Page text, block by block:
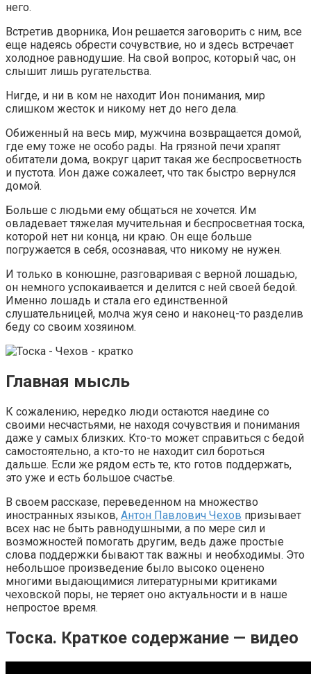
него.
Встретив дворника, Ион решается заговорить с ним, все
еще надеясь обрести сочувствие, но и здесь встречает
холодное равнодушие. На свой вопрос, который час, он
слышит лишь ругательства.
Нигде, и ни в ком не находит Ион понимания, мир
слишком жесток и никому нет до него дела.
Обиженный на весь мир, мужчина возвращается домой,
где ему тоже не особо рады. На грязной печи храпят
обитатели дома, вокруг царит такая же беспросветность
и пустота. Ион даже сожалеет, что так быстро вернулся
домой.
Больше с людьми ему общаться не хочется. Им
овладевает тяжелая мучительная и беспросветная тоска,
которой нет ни конца, ни краю. Он еще больше
погружается в себя, осознавая, что никому не нужен.
И только в конюшне, разговаривая с верной лошадью,
он немного успокаивается и делится с ней своей бедой.
Именно лошадь и стала его единственной
слушательницей, молча жуя сено и наконец-то разделив
беду со своим хозяином.
Главная мысль
К сожалению, нередко люди остаются наедине со
своими несчастьями, не находя сочувствия и понимания
даже у самых близких. Кто-то может справиться с бедой
самостоятельно, а кто-то не находит сил бороться
дальше. Если же рядом есть те, кто готов поддержать,
это уже и есть большое счастье.
В своем рассказе, переведенном на множество
иностранных языков, Антон Павлович Чехов призывает
всех нас не быть равнодушными, а по мере сил и
возможностей помогать другим, ведь даже простые
слова поддержки бывают так важны и необходимы. Это
небольшое произведение было высоко оценено
многими выдающимися литературными критиками
чеховской поры, не теряет оно актуальности и в наше
непростое время.
Тоска. Краткое содержание — видео